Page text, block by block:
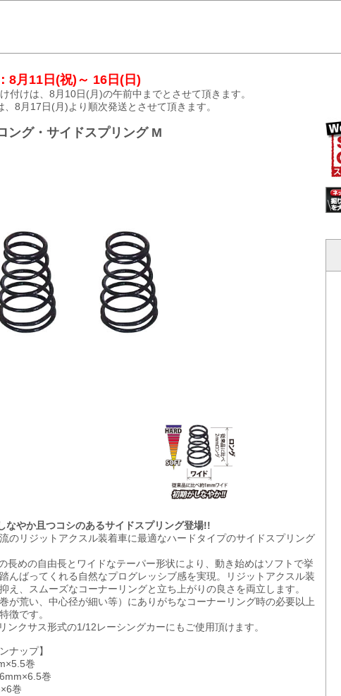
8月11日(祝)～ 16日(日)
付けは、8月10日(月)の午前中までとさせて頂きます。
8月17日(月)より順次発送とさせて頂きます。
ング・サイドスプリング M
やか且つコシのあるサイドスプリング登場!!
のリジットアクスル装着車に最適なハードタイプのサイドスプリング
長めの自由長とワイドなテーパー形状により、動き始めはソフトで挙
んばってくれる自然なプログレッシブ感を実現。リジットアクスル装
え、スムーズなコーナーリングと立ち上がりの良さを両立します。
が荒い、中心径が細い等）にありがちなコーナーリング時の必要以上
徴です。
ンクサス形式の1/12レーシングカーにもご使用頂けます。
ナップ】
巻
巻
巻